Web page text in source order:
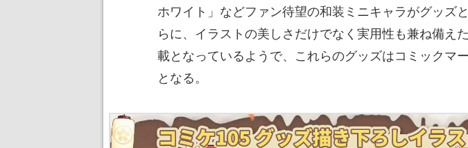
ホワイト」などファン待望の和装ミニキャラがグッズ
らに、イラストの美しさだけでなく実用性も兼ね備え
載となっているようで、これらのグッズはコミックマ
となる。